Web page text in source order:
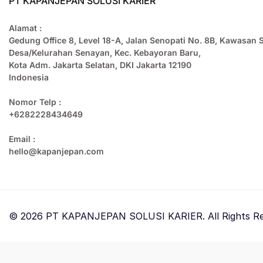
Alamat :
Gedung Office 8, Level 18-A, Jalan Senopati No. 8B, Kawasan
Desa/Kelurahan Senayan, Kec. Kebayoran Baru,
Kota Adm. Jakarta Selatan, DKI Jakarta 12190
Indonesia
Nomor Telp :
+6282228434649
Email :
hello@kapanjepan.com
© 2026 PT KAPANJEPAN SOLUSI KARIER. All Rights